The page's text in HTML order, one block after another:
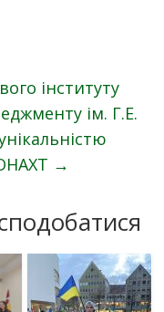
інституту
ім. Г.Е.
→